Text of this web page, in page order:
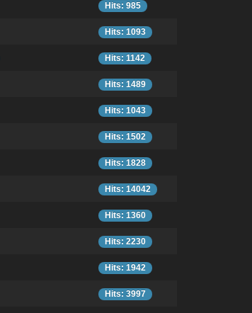
Hits: 985
Hits: 1093
Hits: 1142
Hits: 1489
Hits: 1043
Hits: 1502
Hits: 1828
Hits: 14042
Hits: 1360
Hits: 2230
Hits: 1942
Hits: 3997